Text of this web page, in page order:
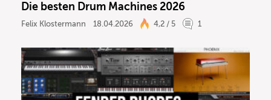
Die besten Drum Machines 2026
Felix Klostermann 18.04.2026 4,2 / 5 1